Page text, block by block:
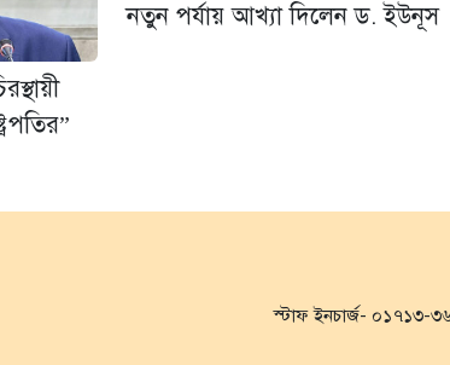
নতুন পর্যায় আখ্যা দিলেন ড. ইউনূস
স্টাফ ইনচার্জ- ০১৭১৩-